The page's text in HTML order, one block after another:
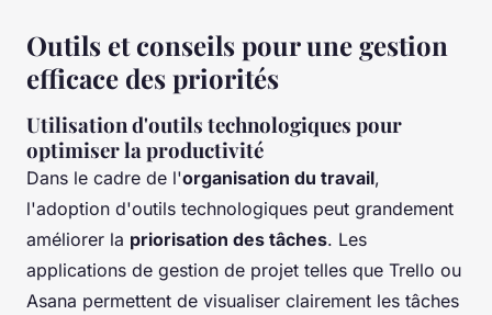
Outils et conseils pour une gestion
efficace des priorités
Utilisation d'outils technologiques pour
optimiser la productivité
Dans le cadre de l'organisation du travail,
l'adoption d'outils technologiques peut grandement
améliorer la priorisation des tâches. Les
applications de gestion de projet telles que Trello ou
Asana permettent de visualiser clairement les tâches